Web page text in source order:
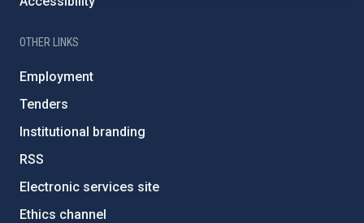
OTHER LINKS
Employment
Tenders
Institutional branding
RSS
Electronic services site
Ethics channel